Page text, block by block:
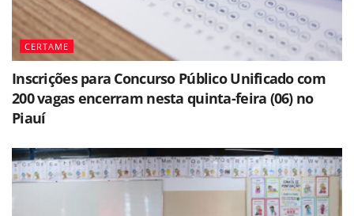
CERTAME
Inscrições para Concurso Público Unificado com
200 vagas encerram nesta quinta-feira (06) no
Piauí